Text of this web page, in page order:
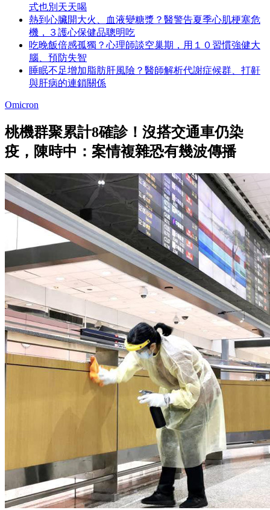
式也別天天喝
熱到心臟開大火、血液變糖漿？醫警告夏季心肌梗塞危
機，３護心保健品聰明吃
吃晚飯倍感孤獨？心理師談空巢期，用１０習慣強健大
腦、預防失智
睡眠不足增加脂肪肝風險？醫師解析代謝症候群、打鼾
與肝病的連鎖關係
Omicron
桃機群聚累計8確診！沒搭交通車仍染
疫，陳時中：案情複雜恐有幾波傳播